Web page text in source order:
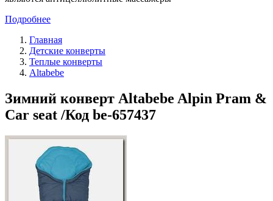
Подробнее
Главная
Детские конверты
Теплые конверты
Altabebe
Зимний конверт Altabebe Alpin Pram &
Car seat /Код be-657437